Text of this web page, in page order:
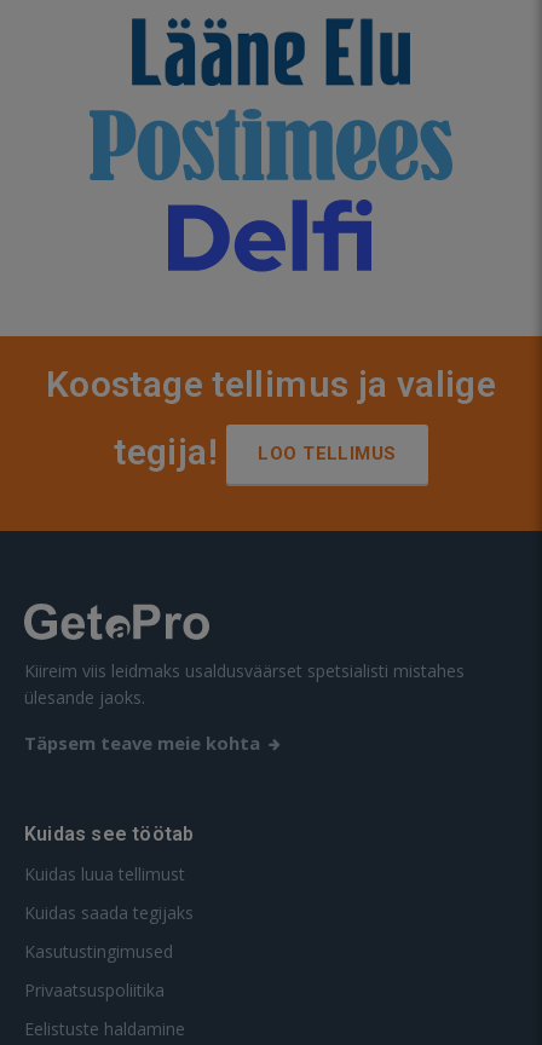
Koostage tellimus ja valige
tegija!
LOO TELLIMUS
Kiireim viis leidmaks usaldusväärset spetsialisti mistahes
ülesande jaoks.
Täpsem teave meie kohta
Kuidas see töötab
Kuidas luua tellimust
Kuidas saada tegijaks
Kasutustingimused
Privaatsuspoliitika
Eelistuste haldamine